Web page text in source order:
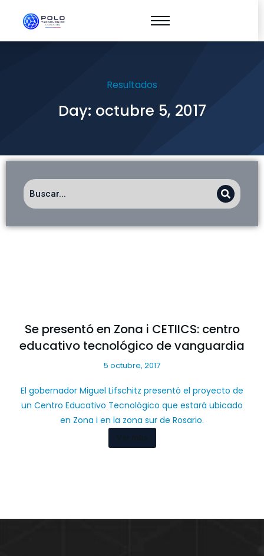
Resultados
Day: octubre 5, 2017
Se presentó en Zona i CETIICS: centro
educativo tecnológico de vanguardia
5 octubre, 2017
El gobernador Miguel Lifschitz presentó el proyecto de
un Centro Educativo Tecnológico que estará ubicado
en Zona i en la zona sur de Rosario.